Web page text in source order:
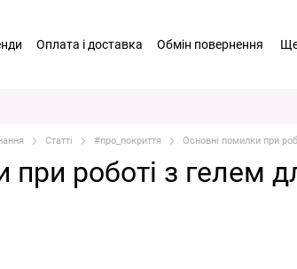
Оплата і доставка Обмін повернення
Статті #про_покриття Основні помилки при
роботі з гелем